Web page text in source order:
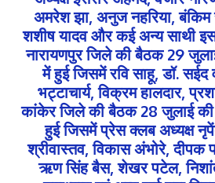
अमरेश झा, अनुज नहरिया, बंकिम
शशीष यादव और कई अन्य साथी
नारायणपुर जिले की बैठक 29
में हुई जिसमें रवि साहू, डॉ.
भट्टाचार्य, विक्रम हालदार,
कांकेर जिले की बैठक 28 जुलाई की
हुई जिसमें प्रेस क्लब अध्यक्ष
श्रीवास्तव, विकास अंभोरे, दीपक
ऋण सिंह बैस, शेखर पटेल,